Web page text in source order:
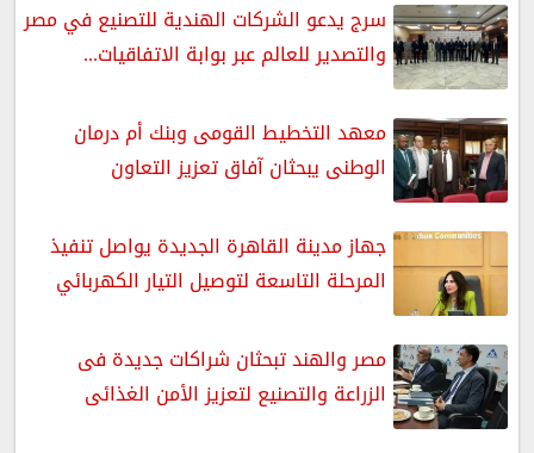
سرج يدعو الشركات الهندية للتصنيع في مصر
والتصدير للعالم عبر بوابة الاتفاقيات...
معهد التخطيط القومى وبنك أم درمان
الوطنى يبحثان آفاق تعزيز التعاون
جهاز مدينة القاهرة الجديدة يواصل تنفيذ
المرحلة التاسعة لتوصيل التيار الكهربائي
مصر والهند تبحثان شراكات جديدة فى
الزراعة والتصنيع لتعزيز الأمن الغذائى